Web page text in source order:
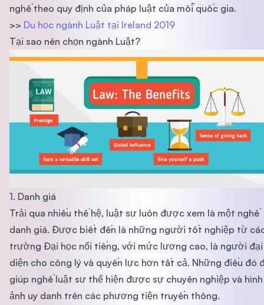
nghề theo quy định của pháp luật của mỗi quốc gia.
>> Du học ngành Luật tại Ireland 2019
Tại sao nên chọn ngành Luật?
1. Danh giá
Trải qua nhiều thế hệ, luật sư luôn được xem là một nghề
danh giá. Được biết đến là những người tốt nghiệp từ
trường Đại học nổi tiếng, với mức lương cao, là người đại
diện cho công lý và quyền lực hơn tất cả. Những điều đó
giúp nghề luật sư thể hiện được sự chuyên nghiệp và hình
ảnh uy danh trên các phương tiện truyền thông.